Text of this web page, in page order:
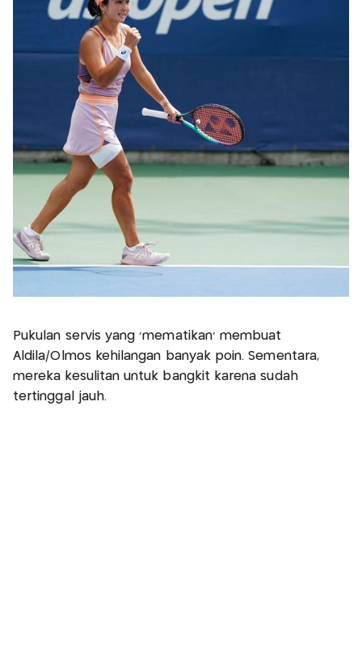
Pukulan servis yang 'mematikan' membuat
Aldila/Olmos kehilangan banyak poin. Sementara,
mereka kesulitan untuk bangkit karena sudah
tertinggal jauh.